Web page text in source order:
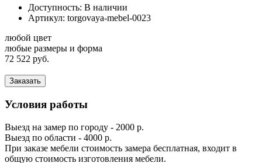
Доступность: В наличии
Артикул: torgovaya-mebel-0023
любой цвет
любые размеры и форма
72 522 руб.
Заказать
Условия работы
Выезд на замер по городу - 2000 р.
Выезд по области - 4000 р.
При заказе мебели стоимость замера бесплатная, входит в
общую стоимость изготовления мебели.